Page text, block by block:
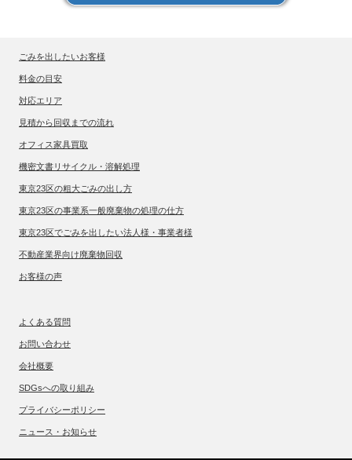
ごみを出したいお客様
料金の目安
対応エリア
見積から回収までの流れ
オフィス家具買取
機密文書リサイクル・溶解処理
東京23区の粗大ごみの出し方
東京23区の事業系一般廃棄物の処理の仕方
東京23区でごみを出したい法人様・事業者様
不動産業界向け廃棄物回収
お客様の声
よくある質問
お問い合わせ
会社概要
SDGsへの取り組み
プライバシーポリシー
ニュース・お知らせ